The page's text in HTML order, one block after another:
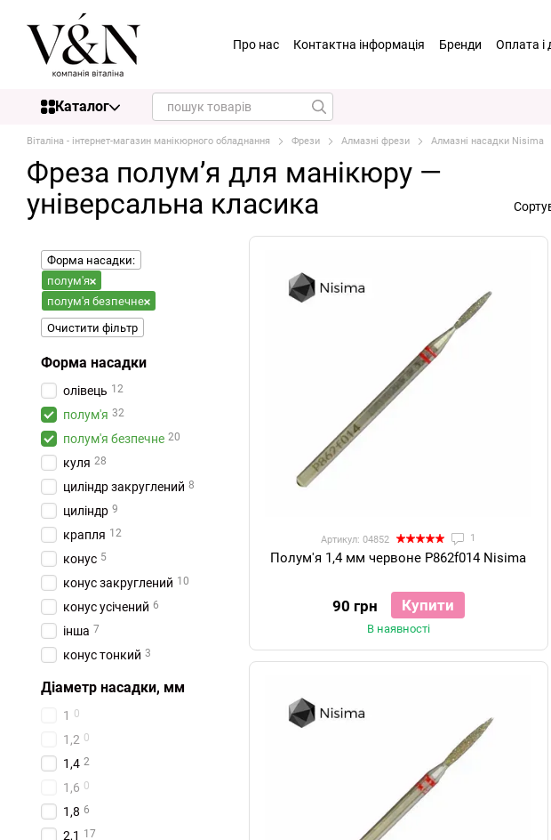
Перейти до основного контенту
Про нас Контактна інформація Бренди Оплата і
Каталог
Віталіна - інтернет-магазин манікюрного обладнання Фрези Алмазні фрези Алмазні насадки Nisima
Фреза полум’я для манікюру —
універсальна класика
Артикул: 04852 1
Полум'я 1,4 мм червоне P862f014 Nisima
90 грн Купити
В наявності
Форма насадки:
полум'я
полум'я безпечне
Очистити фільтр
Форма насадки
олівець 12
полум'я 32
полум'я безпечне 20
куля 28
циліндр закруглений 8
циліндр 9
крапля 12
конус 5
конус закруглений 10
конус усічений 6
інша 7
конус тонкий 3
Діаметр насадки, мм
1 0
1,2 0
1,4 2
1,6 0
1,8 6
2,1 17